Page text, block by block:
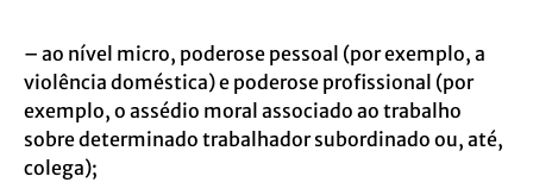
– ao nível micro, poderose pessoal (por exemplo, a
violência doméstica) e poderose profissional (por
exemplo, o assédio moral associado ao trabalho
sobre determinado trabalhador subordinado ou, até,
colega);